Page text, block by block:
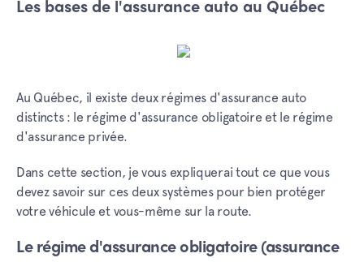
Les bases de l'assurance auto au Québec
Au Québec, il existe deux régimes d'assurance auto
distincts : le régime d'assurance obligatoire et le régime
d'assurance privée.
Dans cette section, je vous expliquerai tout ce que vous
devez savoir sur ces deux systèmes pour bien protéger
votre véhicule et vous-même sur la route.
Le régime d'assurance obligatoire (assurance